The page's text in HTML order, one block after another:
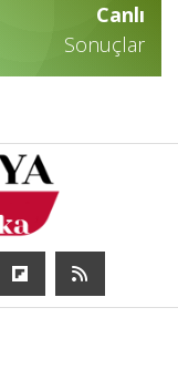
Canlı
Sonuçlar